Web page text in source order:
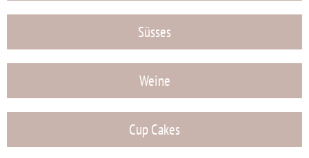
Süsses
Weine
Cup Cakes